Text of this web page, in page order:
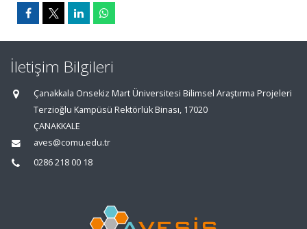
İletişim Bilgileri
Çanakkala Onsekiz Mart Üniversitesi Bilimsel Araştırma Projeleri
Terzioğlu Kampüsü Rektörlük Binası, 17020
ÇANAKKALE
aves@comu.edu.tr
0286 218 00 18